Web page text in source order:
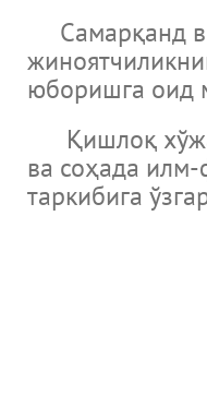
Самарқанд
юборишга оид
Қишлоқ
ва соҳада
таркибига